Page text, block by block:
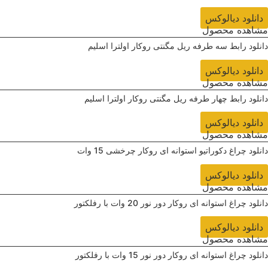
دانلود دیالوکس
مشاهده محصول
دانلود ‌رابط سه طرفه ریل مگنتی روکار اولترا اسلیم
دانلود دیالوکس
مشاهده محصول
دانلود ‌رابط چهار طرفه ریل مگنتی روکار اولترا اسلیم
دانلود دیالوکس
مشاهده محصول
دانلود ‌چراغ دکوراتیو استوانه ای روکار چرخشی 15 وات
دانلود دیالوکس
مشاهده محصول
دانلود ‌چراغ استوانه ای روکار دور نور 20 وات با رفلکتور
دانلود دیالوکس
مشاهده محصول
دانلود ‌چراغ استوانه ای روکار دور نور 15 وات با رفلکتور